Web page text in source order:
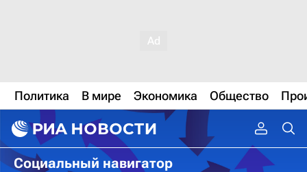
Политика В мире Экономика Общество
Социальный навигатор